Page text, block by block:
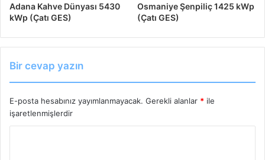
Adana Kahve Dünyası 5430
kWp (Çatı GES)
Osmaniye Şenpiliç 1425 kWp
(Çatı GES)
Bir cevap yazın
E-posta hesabınız yayımlanmayacak. Gerekli alanlar * ile
işaretlenmişlerdir